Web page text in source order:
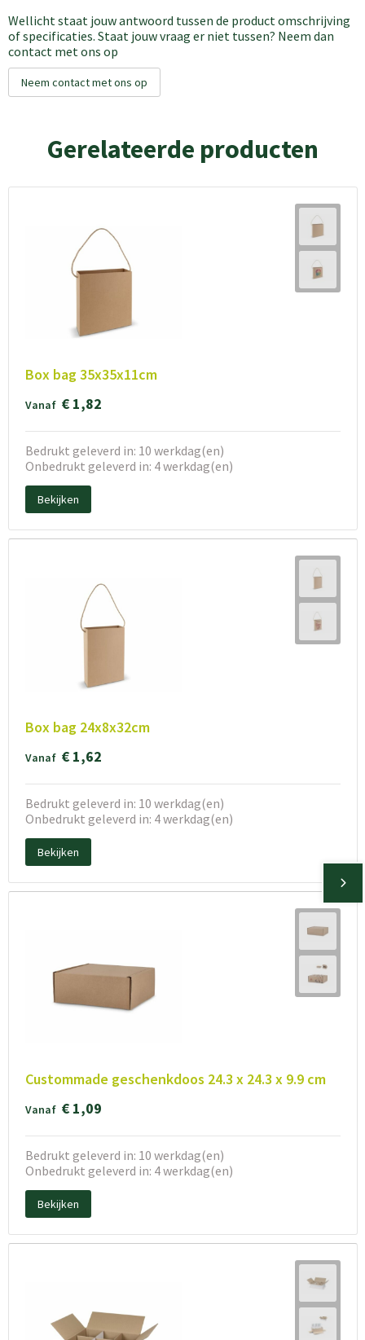
Wellicht staat jouw antwoord tussen de product omschrijving
of specificaties. Staat jouw vraag er niet tussen? Neem dan
contact met ons op
Neem contact met ons op
Gerelateerde producten
Box bag 35x35x11cm
Vanaf € 1,82
Bedrukt geleverd in: 10 werkdag(en)
Onbedrukt geleverd in: 4 werkdag(en)
Bekijken
Box bag 24x8x32cm
Vanaf € 1,62
Bedrukt geleverd in: 10 werkdag(en)
Onbedrukt geleverd in: 4 werkdag(en)
Bekijken
Custommade geschenkdoos 24.3 x 24.3 x 9.9 cm
Vanaf € 1,09
Bedrukt geleverd in: 10 werkdag(en)
Onbedrukt geleverd in: 4 werkdag(en)
Bekijken